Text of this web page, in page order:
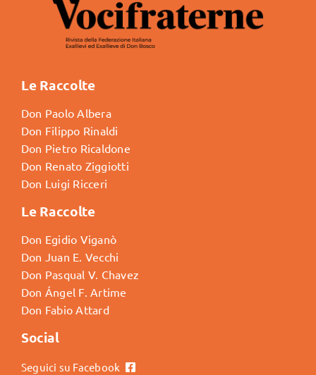
Le Raccolte
Don Paolo Albera
Don Filippo Rinaldi
Don Pietro Ricaldone
Don Renato Ziggiotti
Don Luigi Ricceri
Le Raccolte
Don Egidio Viganò
Don Juan E. Vecchi
Don Pasqual V. Chavez
Don Ángel F. Artime
Don Fabio Attard
Social
Seguici su Facebook